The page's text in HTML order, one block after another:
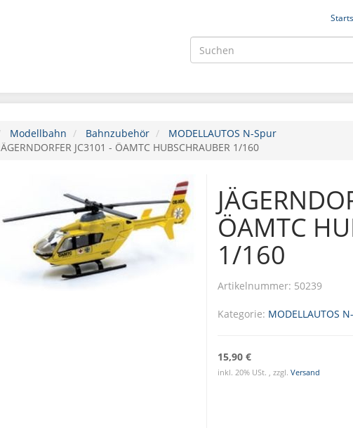
Modellbahn Bahnzubehör
MODELLAUTOS N-Spur
JC3101 - ÖAMTC HUBSCHRAUBER 1/160
ÖAMTC
1/160
Artikelnummer: 50239
Kategorie: MODELLAUTOS
15,90 €
inkl. 20% USt. , zzgl. Versand